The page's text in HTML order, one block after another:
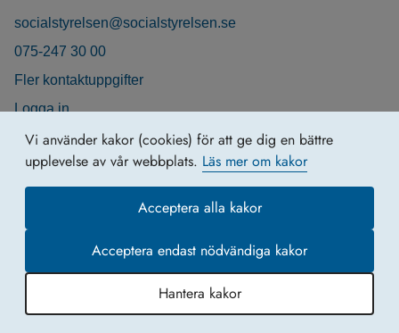
Vi använder kakor (cookies) för att ge dig en bättre
upplevelse av vår webbplats. Läs mer om kakor
Acceptera alla kakor
Acceptera endast nödvändiga kakor
Hantera kakor
socialstyrelsen@socialstyrelsen.se
075-247 30 00
Fler kontaktuppgifter
Logga in
Behandling av personuppgifter